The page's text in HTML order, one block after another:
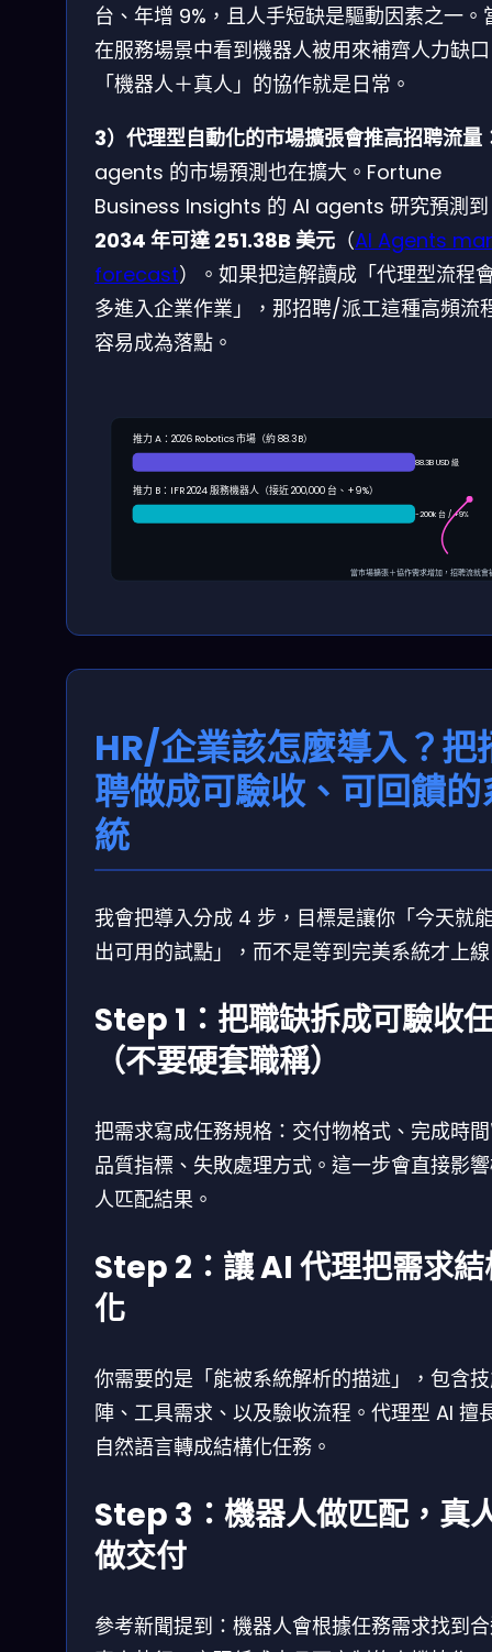
台、年增 9%，且人手短缺是驅動因素之一。
在服務場景中看到機器人被用來補齊人力缺
「機器人＋真人」的協作就是日常。
3）代理型自動化的市場擴張會推高招聘流量
agents 的市場預測也在擴大。Fortune
Business Insights 的 AI agents 研究預測到
2034 年可達 251.38B 美元 （AI Agents
forecast）。如果把這解讀成「代理型流程
多進入企業作業」，那招聘/派工這種高頻流
容易成為落點。
推力 A：2026 Robotics 市場（約 88.3B）
88.3B USD 級
推力 B：IFR 2024 服務機器人（接近 200,000 台、+9%）
~200k 台 / +9%
當市場擴張＋協作需求增加，招聘流就會
HR/企業該怎麼導入？把
聘做成可驗收、可回饋的
統
我會把導入分成 4 步，目標是讓你「今天就
出可用的試點」，而不是等到完美系統才上
Step 1：把職缺拆成可驗收
（不要硬套職稱）
把需求寫成任務規格：交付物格式、完成時
品質指標、失敗處理方式。這一步會直接影
人匹配結果。
Step 2：讓 AI 代理把需求結
化
你需要的是「能被系統解析的描述」，包含
陣、工具需求、以及驗收流程。代理型 AI 擅
自然語言轉成結構化任務。
Step 3：機器人做匹配，真
做交付
參考新聞提到：機器人會根據任務需求找到